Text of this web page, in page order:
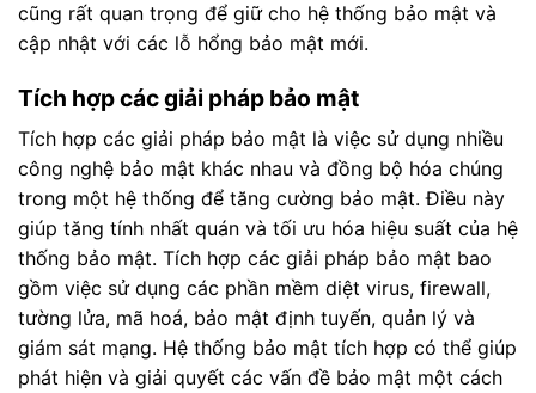
cũng rất quan trọng để giữ cho hệ thống bảo mật và
cập nhật với các lỗ hổng bảo mật mới.
Tích hợp các giải pháp bảo mật
Tích hợp các giải pháp bảo mật là việc sử dụng nhiều
công nghệ bảo mật khác nhau và đồng bộ hóa chúng
trong một hệ thống để tăng cường bảo mật. Điều này
giúp tăng tính nhất quán và tối ưu hóa hiệu suất của hệ
thống bảo mật. Tích hợp các giải pháp bảo mật bao
gồm việc sử dụng các phần mềm diệt virus, firewall,
tường lửa, mã hoá, bảo mật định tuyến, quản lý và
giám sát mạng. Hệ thống bảo mật tích hợp có thể giúp
phát hiện và giải quyết các vấn đề bảo mật một cách